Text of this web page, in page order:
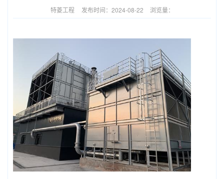
特菱工程 发布时间：2024-08-22 浏览量：